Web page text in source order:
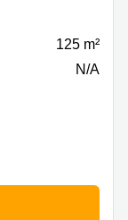
125 m²
N/A